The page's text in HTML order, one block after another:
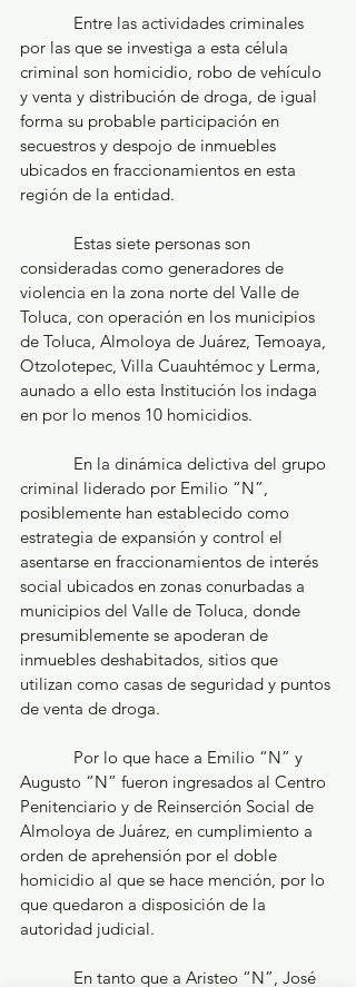
por las que se investiga a esta célula
criminal son homicidio, robo de vehículo
y venta y distribución de droga, de igual
forma su probable participación en
secuestros y despojo de inmuebles
ubicados en fraccionamientos en esta
región de la entidad.
consideradas como generadores de
violencia en la zona norte del Valle de
Toluca, con operación en los municipios
de Toluca, Almoloya de Juárez, Temoaya,
Otzolotepec, Villa Cuauhtémoc y Lerma,
aunado a ello esta Institución los indaga
en por lo menos 10 homicidios.
criminal liderado por Emilio “N”,
posiblemente han establecido como
estrategia de expansión y control el
asentarse en fraccionamientos de interés
social ubicados en zonas conurbadas a
municipios del Valle de Toluca, donde
presumiblemente se apoderan de
inmuebles deshabitados, sitios que
utilizan como casas de seguridad y puntos
de venta de droga.
Augusto “N” fueron ingresados al Centro
Penitenciario y de Reinserción Social de
Almoloya de Juárez, en cumplimiento a
orden de aprehensión por el doble
homicidio al que se hace mención, por lo
que quedaron a disposición de la
autoridad judicial.